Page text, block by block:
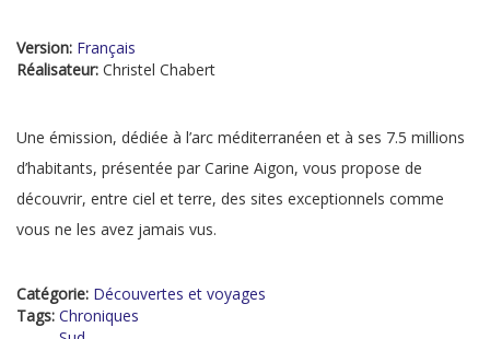
Version: Français
Réalisateur: Christel Chabert
Une émission, dédiée à l’arc méditerranéen et à ses 7.5 millions
d’habitants, présentée par Carine Aigon, vous propose de
découvrir, entre ciel et terre, des sites exceptionnels comme
vous ne les avez jamais vus.
Catégorie: Découvertes et voyages
Tags: Chroniques